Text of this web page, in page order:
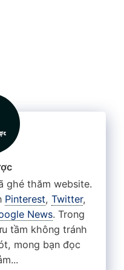
ghé thăm website.
Pinterest, Twitter,
News. Trong
tầm không tránh
mong bạn đọc